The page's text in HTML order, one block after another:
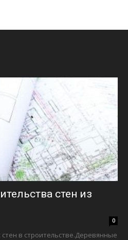
стен из
0
в строительстве.Деревянные